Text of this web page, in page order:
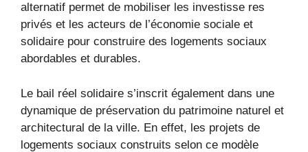
alternatif permet de mobiliser les investisse res
privés et les acteurs de l’économie sociale et
solidaire pour construire des logements sociaux
abordables et durables.
Le bail réel solidaire s’inscrit également dans une
dynamique de préservation du patrimoine naturel et
architectural de la ville. En effet, les projets de
logements sociaux construits selon ce modèle